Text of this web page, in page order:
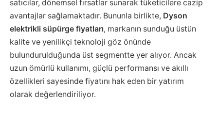
satıcılar, dönemsel fırsatlar sunarak tüketicilere cazip
avantajlar sağlamaktadır. Bununla birlikte, Dyson
elektrikli süpürge fiyatları, markanın sunduğu üstün
kalite ve yenilikçi teknoloji göz önünde
bulundurulduğunda üst segmentte yer alıyor. Ancak
uzun ömürlü kullanımı, güçlü performansı ve akıllı
özellikleri sayesinde fiyatını hak eden bir yatırım
olarak değerlendiriliyor.